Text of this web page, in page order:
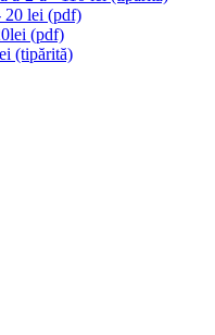
20 lei (pdf)
(pdf)
(tipărită)